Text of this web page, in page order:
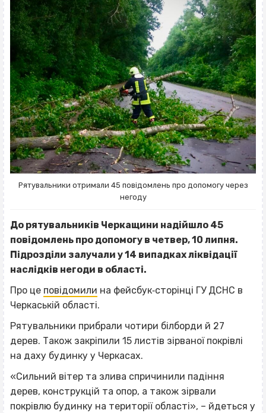
Рятувальники отримали 45 повідомлень про допомогу через
негоду
До рятувальників Черкащини надійшло 45
повідомлень про допомогу в четвер, 10 липня.
Підрозділи залучали у 14 випадках ліквідації
наслідків негоди в області.
Про це повідомили на фейсбук‐сторінці ГУ ДСНС в
Черкаській області.
Рятувальники прибрали чотири білборди й 27
дерев. Також закріпили 15 листів зірваної покрівлі
на даху будинку у Черкасах.
«Сильний вітер та злива спричинили падіння
дерев, конструкцій та опор, а також зірвали
покрівлю будинку на території області», – йдеться у